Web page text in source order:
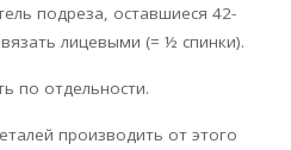
подреза, оставшиеся 42-
лицевыми (= ½ спинки).
по отдельности.
производить от этого